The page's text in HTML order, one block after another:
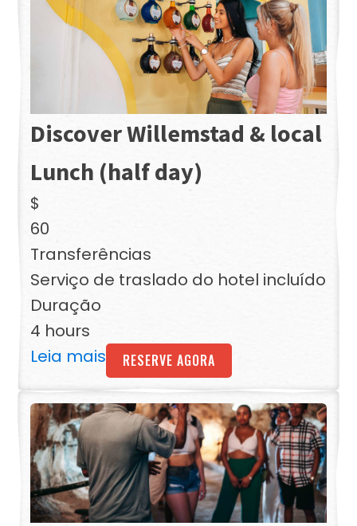
Discover Willemstad & local
Lunch (half day)
$
60
Transferências
Serviço de traslado do hotel incluído
Duração
4 hours
Leia mais
RESERVE AGORA